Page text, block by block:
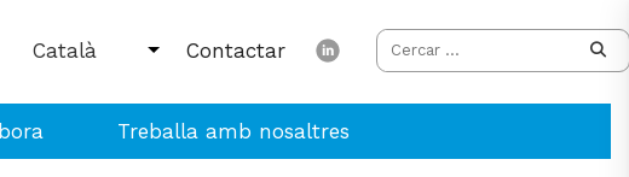
Contactar
Treballa amb nosaltres